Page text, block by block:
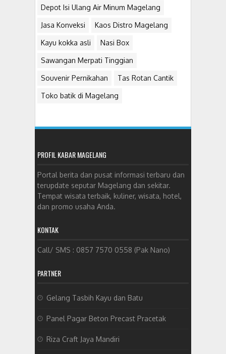
Depot Isi Ulang Air Minum Magelang
Jasa Konveksi Kaos Distro Magelang
Kayu kokka asli Nasi Box
Sawangan Merpati Tinggian
Souvenir Pernikahan Tas Rotan Cantik
Toko batik di Magelang
PROFIL KABAR MAGELANG
Portal berita dan pusat informasi terbaru dan
terupdate seputar Magelang dan sekitar.
Tempat wisata terbaik, kuliner, wisata, hotel,
dan promo usaha Anda.
KONTAK
Call/ SMS : 0857 7570 0558 (Pak Nano)
PARTNER
Gelang Tasbih Kayu dan Batu
Panel Pagar Beton Precast Pracetak
Riza Craft Jaya Mandiri